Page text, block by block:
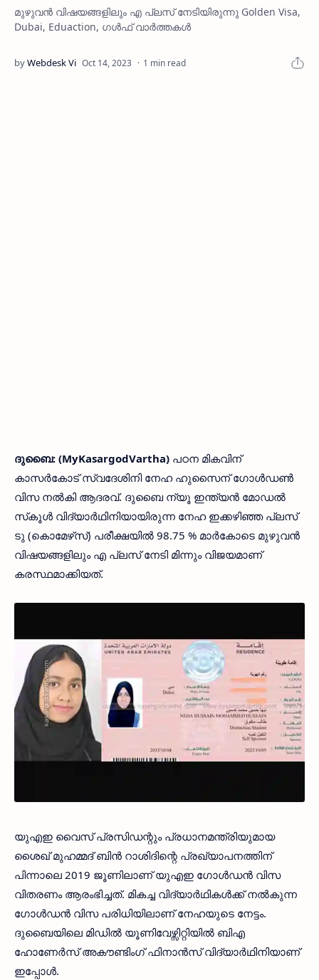
മുഴുവൻ വിഷയങ്ങളിലും എ പ്ലസ് നേടിയിരുന്നു Golden Visa,
Dubai, Eduaction, ഗൾഫ് വാർത്തകൾ
1 min read
ദുബൈ: (MyKasargodVartha) പഠന മികവിന്
കാസർകോട് സ്വദേശിനി നേഹ ഹുസൈന് ഗോൾഡൺ
വിസ നൽകി ആദരവ്. ദുബൈ ന്യൂ ഇന്ത്യൻ മോഡൽ
സ്‌കൂൾ വിദ്യാർഥിനിയായിരുന്ന നേഹ ഇക്കഴിഞ്ഞ പ്ലസ്
ടു (കൊമേഴ്‌സ്) പരീക്ഷയിൽ 98.75 % മാർകോടെ മുഴുവൻ
വിഷയങ്ങളിലും എ പ്ലസ് നേടി മിന്നും വിജയമാണ്
കരസ്ഥമാക്കിയത്.
യുഎഇ വൈസ് പ്രസിഡന്റും പ്രധാനമന്ത്രിയുമായ
ശൈഖ് മുഹമ്മദ് ബിന്‍ റാശിദിന്റെ പ്രഖ്യാപനത്തിന്
പിന്നാലെ 2019 ജൂണിലാണ് യുഎഇ ഗോള്‍ഡന്‍ വിസ
വിതരണം ആരംഭിച്ചത്. മികച്ച വിദ്യാര്‍ഥികള്‍ക്ക് നൽകുന്ന
ഗോൾഡൻ വിസ പരിധിയിലാണ് നേഹയുടെ നേട്ടം.
ദുബൈയിലെ മിഡിൽ യൂണിവേഴ്സിറ്റിയിൽ ബിഎ
ഹോണേർസ് അകൗണ്ടിംഗ് ഫിനാൻസ് വിദ്യാർഥിനിയാണ്
ഇപ്പോൾ.